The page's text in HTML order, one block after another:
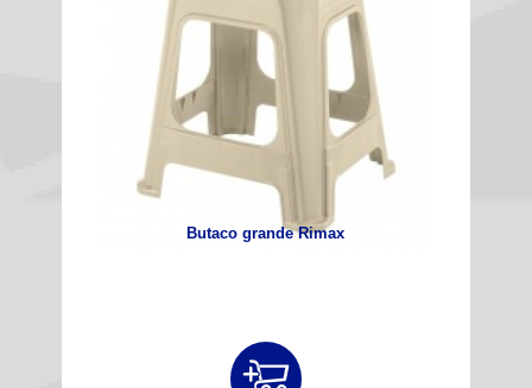
Butaco grande Rimax